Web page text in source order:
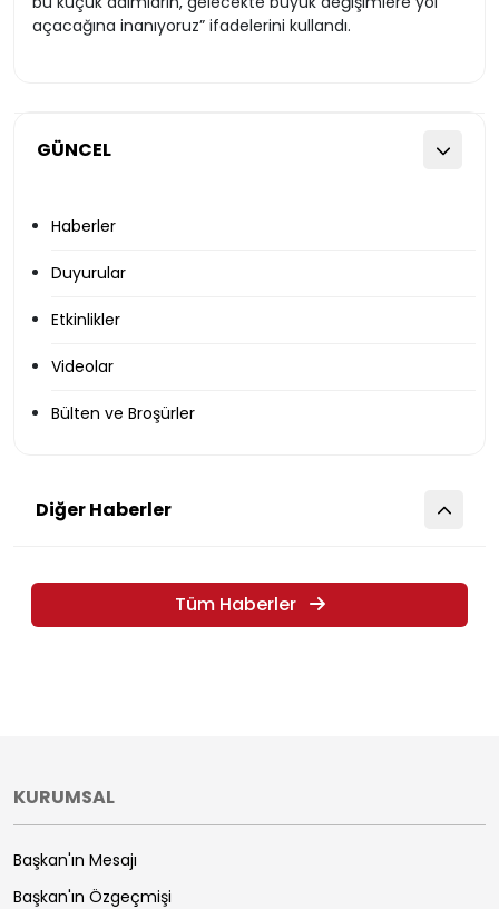
GÜNCEL
Haberler
Duyurular
Etkinlikler
Videolar
Bülten ve Broşürler
açacağına inanıyoruz” ifadelerini kullandı.
Diğer Haberler
Tüm Haberler
KURUMSAL
Başkan'ın Mesajı
Başkan'ın Özgeçmişi